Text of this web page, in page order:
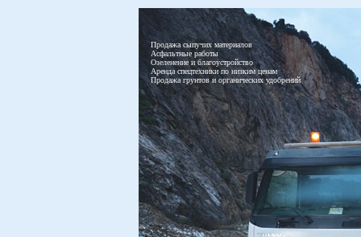
Продажа сыпучих материалов
Асфальтные работы
Озеленение и благоустройство
Аренда спецтехники по низким ценам
Продажа грунтов и органических удобрений